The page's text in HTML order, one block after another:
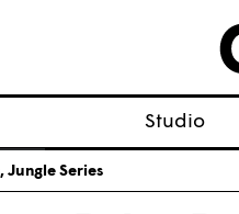
Studio
Jungle Series